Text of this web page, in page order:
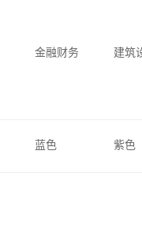
金融财务 建筑
蓝色 紫色